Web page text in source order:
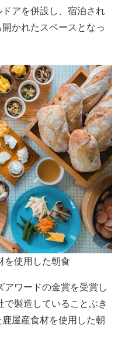
アを併設し、宿泊され
かれたスペースとなっ
を使用した朝食
ワードの金賞を受賞し
製造していることぶき
屋産食材を使用した朝